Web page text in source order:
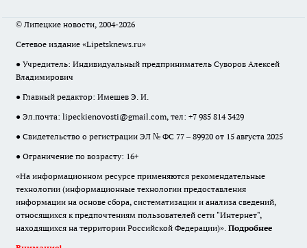
© Липецкие новости, 2004-2026
Сетевое издание «Lipetsknews.ru»
● Учредитель: Индивидуальный предприниматель Суворов Алексей
Владимирович
● Главный редактор: Имешев Э. И.
● Эл.почта: lipeckienovosti@gmail.com, тел: +7 985 814 3429
● Свидетельство о регистрации ЭЛ № ФС 77 – 89920 от 15 августа 2025
● Ограничение по возрасту: 16+
«На информационном ресурсе применяются рекомендательные
технологии (информационные технологии предоставления
информации на основе сбора, систематизации и анализа сведений,
относящихся к предпочтениям пользователей сети "Интернет",
находящихся на территории Российской Федерации)». Подробнее